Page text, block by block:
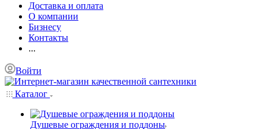
Доставка и оплата
О компании
Бизнесу
Контакты
...
Войти
Каталог
Душевые ограждения и поддоны